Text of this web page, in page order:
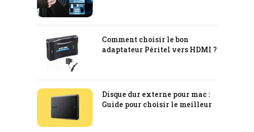
Comment choisir le bon
adaptateur Péritel vers HDMI ?
Disque dur externe pour mac :
Guide pour choisir le meilleur